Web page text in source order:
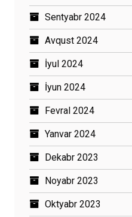
Sentyabr 2024
Avqust 2024
İyul 2024
İyun 2024
Fevral 2024
Yanvar 2024
Dekabr 2023
Noyabr 2023
Oktyabr 2023